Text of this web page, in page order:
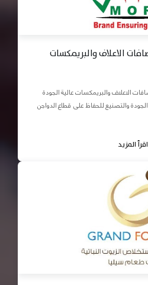
الاعلاف والبريمكسات
الاعلاف والبريمكسات عالية الجودة
والتصنيع للحفاظ على قطاع الدواجن
اقرأ المزيد